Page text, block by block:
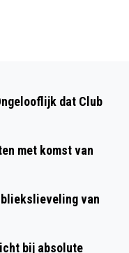
dat Club
met komst van
van
bij absolute